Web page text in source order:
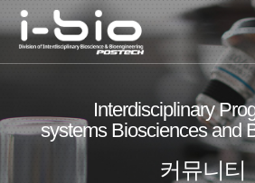
Interdisciplinary
systems Biosciences and
커뮤니티